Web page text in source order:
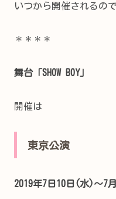
いつから開催されるの
＊＊＊＊
舞台「SHOW BOY」
開催は
東京公演
2019年7日10日(水)～7